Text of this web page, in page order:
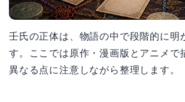
壬氏の正体は、物語の中で段階的に明
す。ここでは原作・漫画版とアニメで
異なる点に注意しながら整理します。